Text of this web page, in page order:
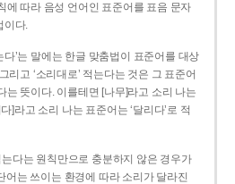
에 따라 음성 언어인 표준어를 표음 문자
이다.
다’는 말에는 한글 맞춤법이 표준어를 대상
리고 ‘소리대로’ 적는다는 것은 그 표준어
는 뜻이다. 이를테면 [나무]라고 소리 나는
]라고 소리 나는 표준어는 ‘달리다’로 적
다는 원칙만으로 충분하지 않은 경우가
어는 쓰이는 환경에 따라 소리가 달라진